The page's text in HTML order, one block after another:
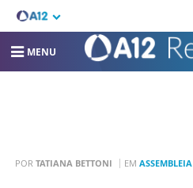
MENU
POR TATIANA BETTONI EM